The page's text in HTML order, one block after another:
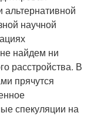
научной
найдем ни
расстройства. В
прячутся
спекуляции на